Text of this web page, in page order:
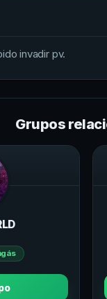
invadir pv.
Grupos